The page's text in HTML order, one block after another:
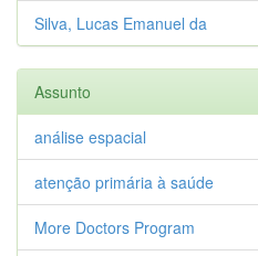
Silva, Lucas Emanuel da
Assunto
análise espacial
atenção primária à saúde
More Doctors Program